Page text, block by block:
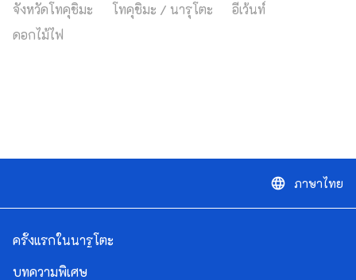
จังหวัดโทคุชิมะ โทคุชิมะ / นารุโตะ
อีเว้นท์
ดอกไม้ไฟ
language ภาษาไทย
ครั้งแรกในนารูโตะ
บทความพิเศษ